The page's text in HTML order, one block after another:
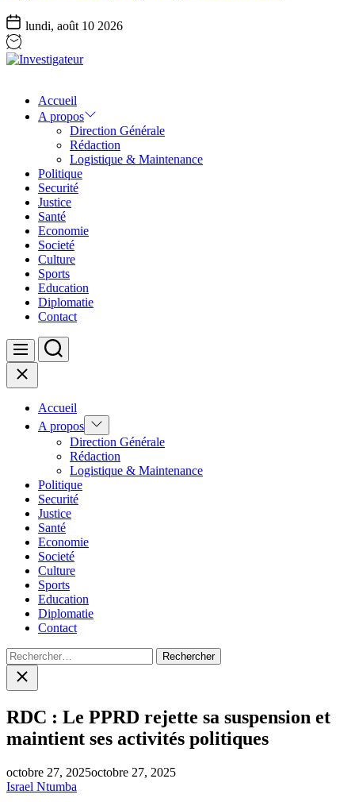
lundi, août 10 2026
Accueil
A propos
Direction Générale
Rédaction
Logistique & Maintenance
Politique
Securité
Justice
Santé
Economie
Societé
Culture
Sports
Education
Diplomatie
Contact
Menu Search
Close
Accueil
A propos Show
sub
menu
Direction Générale
Rédaction
Logistique & Maintenance
Politique
Securité
Justice
Santé
Economie
Societé
Culture
Sports
Education
Diplomatie
Contact
Rechercher :
Close
search
RDC : Le PPRD rejette sa suspension et
maintient ses activités politiques
octobre 27, 2025octobre 27, 2025
Israel Ntumba